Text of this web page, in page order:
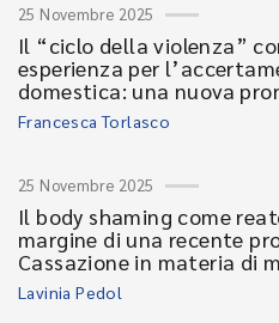
25 Novembre 2025
Il “ciclo della violenza”
esperienza per
domestica: una nuova
Francesca Torlasco
25 Novembre 2025
Il body shaming come
margine di una recente
Cassazione in materia di
Lavinia Pedol